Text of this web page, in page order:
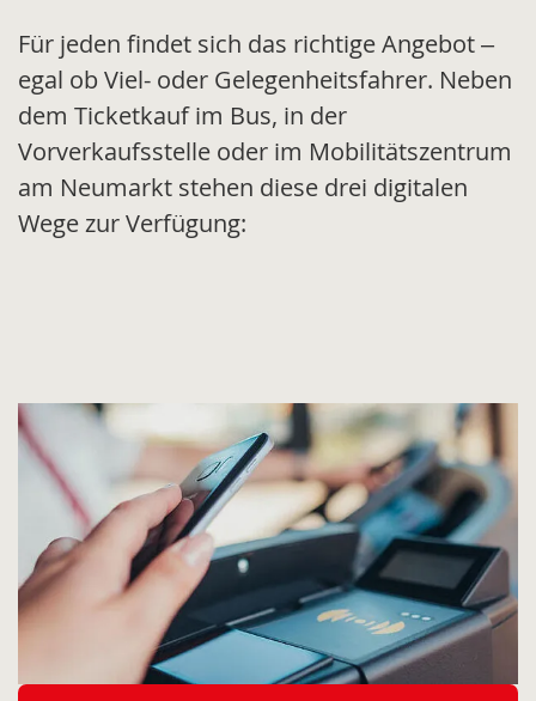
Für jeden findet sich das richtige Angebot –
egal ob Viel- oder Gelegenheitsfahrer. Neben
dem Ticketkauf im Bus, in der
Vorverkaufsstelle oder im Mobilitätszentrum
am Neumarkt stehen diese drei digitalen
Wege zur Verfügung: